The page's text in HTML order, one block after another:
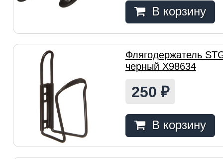
В корзину
Флягодержатель
черный Х98634
250 ₽
В корзину